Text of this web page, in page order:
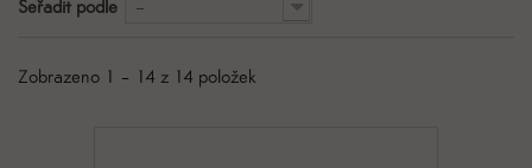
Seřadit podle --
Zobrazeno 1 – 14 z 14 položek